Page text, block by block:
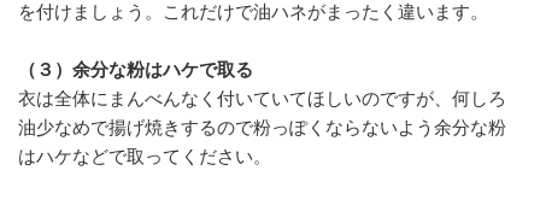
を付けましょう。これだけで油ハネがまったく違います。
（３）余分な粉はハケで取る
衣は全体にまんべんなく付いていてほしいのですが、何しろ
油少なめで揚げ焼きするので粉っぽくならないよう余分な粉
はハケなどで取ってください。